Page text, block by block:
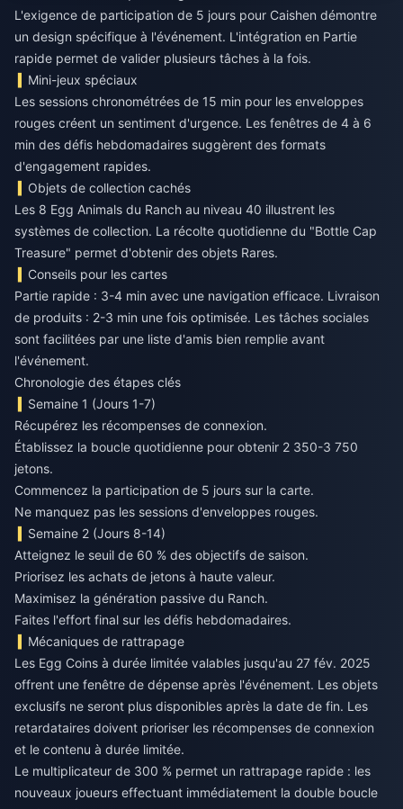
L'exigence de participation de 5 jours pour Caishen démontre
un design spécifique à l'événement. L'intégration en Partie
rapide permet de valider plusieurs tâches à la fois.
Mini-jeux spéciaux
Les sessions chronométrées de 15 min pour les enveloppes
rouges créent un sentiment d'urgence. Les fenêtres de 4 à 6
min des défis hebdomadaires suggèrent des formats
d'engagement rapides.
Objets de collection cachés
Les 8 Egg Animals du Ranch au niveau 40 illustrent les
systèmes de collection. La récolte quotidienne du "Bottle Cap
Treasure" permet d'obtenir des objets Rares.
Conseils pour les cartes
Partie rapide : 3-4 min avec une navigation efficace. Livraison
de produits : 2-3 min une fois optimisée. Les tâches sociales
sont facilitées par une liste d'amis bien remplie avant
l'événement.
Chronologie des étapes clés
Semaine 1 (Jours 1-7)
Récupérez les récompenses de connexion.
Établissez la boucle quotidienne pour obtenir 2 350-3 750
jetons.
Commencez la participation de 5 jours sur la carte.
Ne manquez pas les sessions d'enveloppes rouges.
Semaine 2 (Jours 8-14)
Atteignez le seuil de 60 % des objectifs de saison.
Priorisez les achats de jetons à haute valeur.
Maximisez la génération passive du Ranch.
Faites l'effort final sur les défis hebdomadaires.
Mécaniques de rattrapage
Les Egg Coins à durée limitée valables jusqu'au 27 fév. 2025
offrent une fenêtre de dépense après l'événement. Les objets
exclusifs ne seront plus disponibles après la date de fin. Les
retardataires doivent prioriser les récompenses de connexion
et le contenu à durée limitée.
Le multiplicateur de 300 % permet un rattrapage rapide : les
nouveaux joueurs effectuant immédiatement la double boucle